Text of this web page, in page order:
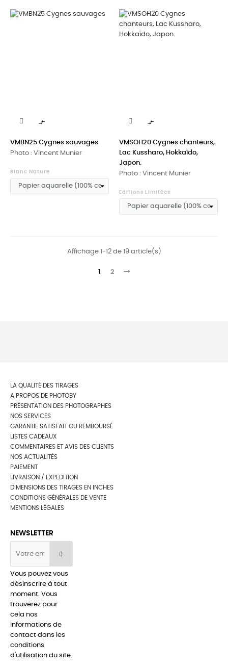

VMBN25 Cygnes sauvages
Photo : Vincent Munier
Blanc Nature

VMSOH20 Cygnes chanteurs,
Lac Kussharo, Hokkaïdo,
Japon.
Photo : Vincent Munier
Editions Limitées
Affichage 1-12 de 19 article(s)
1 2
LA QUALITÉ DES TIRAGES
A PROPOS DE PHOTOBY
PRÉSENTATION DES PHOTOGRAPHES
NOS SERVICES
GARANTIE SATISFAIT OU REMBOURSÉ
LISTES CADEAUX
COMMENTAIRES ET AVIS DES CLIENTS
NOS ACTUALITÉS
PAIEMENT
LIVRAISON / EXPEDITION
DIMENSIONS DES TIRAGES EN INCHES
CONDITIONS GÉNÉRALES DE VENTE
MENTIONS LÉGALES
NEWSLETTER
Vous pouvez vous
désinscrire à tout
moment. Vous
trouverez pour
cela nos
informations de
contact dans les
conditions
d'utilisation du site.